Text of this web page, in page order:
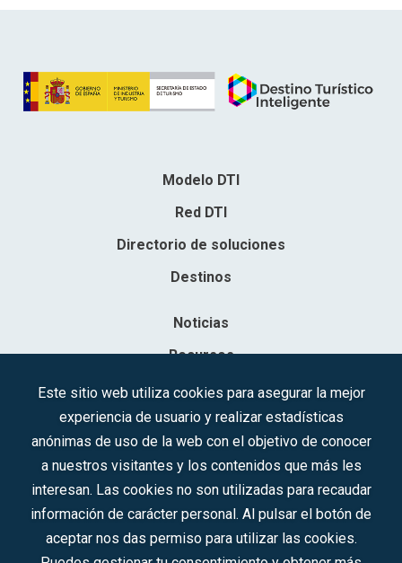
Modelo DTI
Red DTI
Directorio de soluciones
Destinos
Noticias
Recursos
Contacto
Sociedad Mercantil Estatal para la Gestión de la Innovación y las
Inscrita en el R.M. de Madrid, T, 12593, Se. 8, F. 129, H. 201.307.
C.I.F.: A-81/874.984
Síguenos en redes sociales:
Este sitio web utiliza cookies para asegurar la mejor
experiencia de usuario y realizar estadísticas
anónimas de uso de la web con el objetivo de conocer
a nuestros visitantes y los contenidos que más les
interesan. Las cookies no son utilizadas para recaudar
información de carácter personal. Al pulsar el botón de
aceptar nos das permiso para utilizar las cookies.